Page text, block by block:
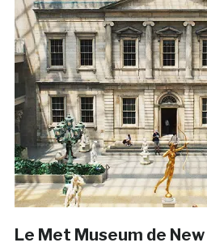
Le Met Museum de